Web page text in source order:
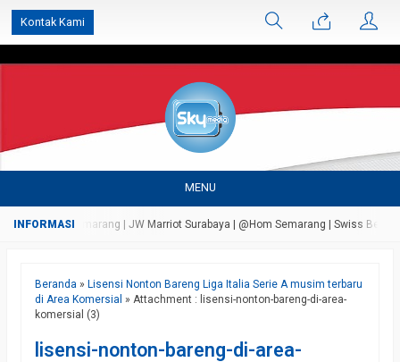
Kontak Kami
MENU
Semarang | JW Marriot Surabaya | @Hom Semarang | Swiss Bell
Beranda » Lisensi Nonton Bareng Liga Italia Serie A musim terbaru
di Area Komersial » Attachment : lisensi-nonton-bareng-di-area-
komersial (3)
lisensi-nonton-bareng-di-area-